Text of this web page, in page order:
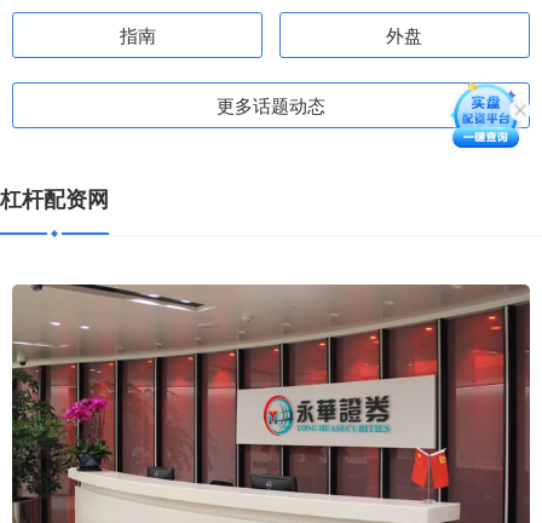
指南 外盘
更多话题动态
杠杆配资网